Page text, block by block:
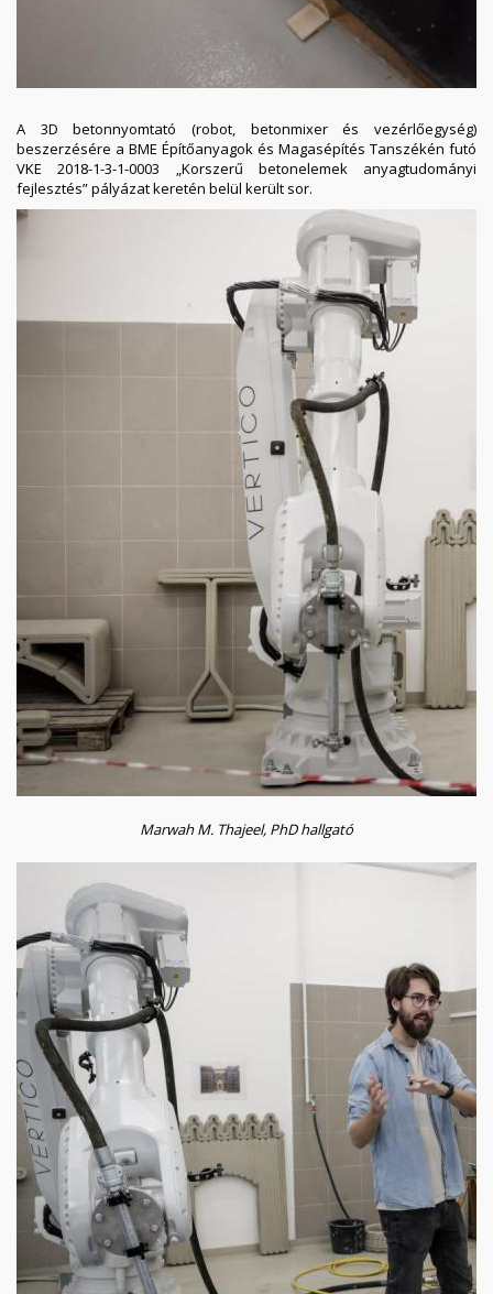
A 3D betonnyomtató (robot, betonmixer és vezérlőegység)
beszerzésére a BME Építőanyagok és Magasépítés Tanszékén futó
VKE 2018-1-3-1-0003 „Korszerű betonelemek anyagtudományi
fejlesztés” pályázat keretén belül került sor.
Marwah M. Thajeel, PhD hallgató